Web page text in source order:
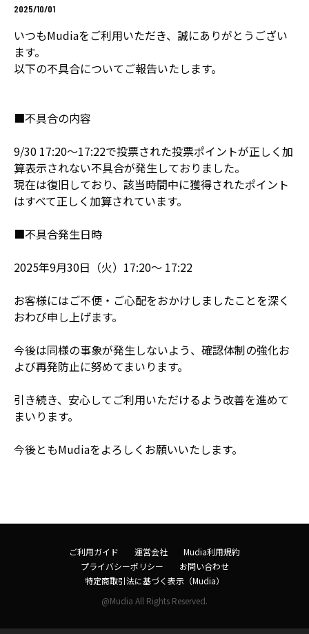
2025/10/01
いつもMudiaをご利用いただき、誠にありがとうござい
ます。
以下の不具合についてご報告いたします。
■不具合の内容
9/30 17:20〜17:22で投票された投票ポイントが正しく加
算表示されない不具合が発生しておりました。
現在は復旧しており、該当時間中に獲得されたポイント
はすべて正しく加算されています。
■不具合発生日時
2025年9月30日（火）17:20～ 17:22
お客様にはご不便・ご心配をおかけしましたことを深く
おわび申し上げます。
今後は同様の事象が発生しないよう、確認体制の強化お
よび再発防止に努めてまいります。
引き続き、安心してご利用いただけるよう改善を進めて
まいります。
今後ともMudiaをよろしくお願いいたします。
ご利用ガイド 運営会社
Mudia利用規約
プライバシーポリシー
お問い合わせ
特定商取引法に基づく表示（Mudia）
@Mudia All Rights Reserved.